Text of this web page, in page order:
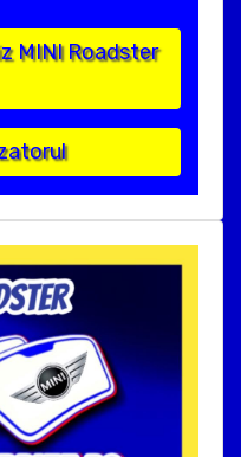
MINI Roadster